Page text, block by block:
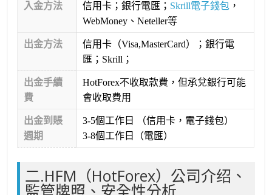
入金方法 信用卡；銀行電匯； Skrill電子錢包 ，
WebMoney、Neteller等
出金方法
信用卡（Visa,MasterCard）；銀行電
匯；Skrill；
出金手續
費
HotForex不收取款費，但承兌銀行可能
會收取費用
出金到賬
週期
3-5個工作日 （信用卡，電子錢包）
3-8個工作日（電匯）
二.HFM（HotForex）公司介绍、
監管牌照、安全性分析